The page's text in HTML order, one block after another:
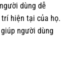
dùng dễ
hiện tại của họ.
người dùng